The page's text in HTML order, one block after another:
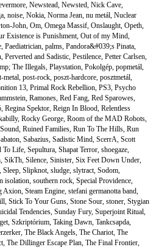
, Newstead, Newsted, Nick Cave,
, noise, Nokia, Norma Jean, nu metál, Nuclear
John, Om, Omega Massif, Onslaught, Opeth,
Existence is Punishment, Out of my Mind,
, Paediatrician, palms, Pandora&#039;s Pinata,
, Perverted and Sadistic, Pestilence, Petter Carlsen,
The Illegals, Playstation, Pokolgép, popmetál,
metal, post-rock, poszt-hardcore, posztmetál,
13, Primal Rock Rebellion, PS3, Psycho
, Ramones, Red Fang, Red Sparowes,
, Regina Spektor, Reign In Blood, Relentless
, Rocky George, Room of the MAD Robots,
, Ruined Families, Run To The Hills, Run
, Sabazius, Sadistic Mind, ScerrA, Scott
To Life, Sepultura, Shapat Terror, shoegaze,
, SikTh, Silence, Sinister, Six Feet Down Under,
, Sleep, Slipknot, sludge, slytract, Sodom,
isolation, southern rock, Special Providence,
Axion, Steam Engine, stefani germanotta band,
, Stick To Your Guns, Stone Sour, stoner, Stygian
Tendencies, Sunday Fury, Superjoint Ritual,
, Szkriptórium, Taking Dawn, Tankcsapda,
, The Black Angels, The Chariot, The
, The Dillinger Escape Plan, The Final Frontier,